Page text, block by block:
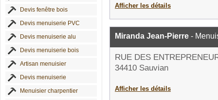
Devis fenêtre bois
Devis menuiserie PVC
Devis menuiserie alu
Devis menuiserie bois
Artisan menuisier
Devis menuiserie
Menuisier charpentier
Afficher les détails
Miranda Jean-Pierre -
RUE DES
34410 Sauvian
Afficher les détails